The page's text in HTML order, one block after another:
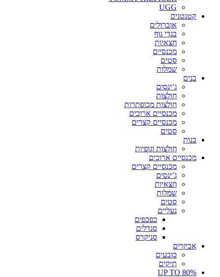
UGG
קטנטנים
אוברולים
בגדי גוף
חצאיות
מכנסיים
סטים
שמלות
בנים
ג’ינסים
חולצות
חולצות מכופתרות
מכנסיים ארוכים
מכנסיים קצרים
סטים
בנות
חולצות וגופיות
מכנסיים ארוכים
מכנסיים קצרים
ג’ינסים
חצאיות
שמלות
סטים
נעליים
כפכפים
סנדלים
סניקרס
אביזרים
כובעים
תיקים
UP TO 80%